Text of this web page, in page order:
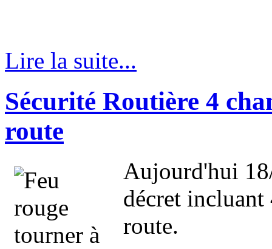
Lire la suite...
Sécurité Routière 4
route
Aujourd'hui
décret incluant
route.